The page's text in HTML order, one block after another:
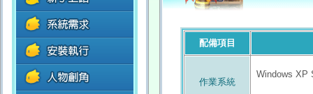
配備項目
作業系統
Windows XP